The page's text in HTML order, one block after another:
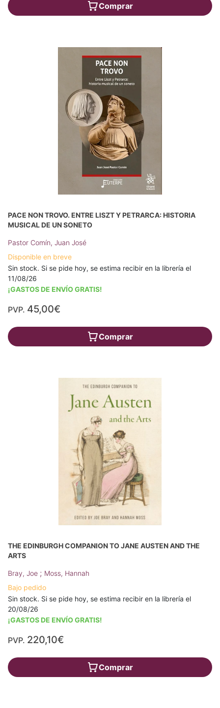
Comprar
PACE NON TROVO. ENTRE LISZT Y PETRARCA: HISTORIA
MUSICAL DE UN SONETO
Pastor Comín, Juan José
Disponible en breve
Sin stock. Si se pide hoy, se estima recibir en la librería el
11/08/26
¡GASTOS DE ENVÍO GRATIS!
PVP. 45,00€
Comprar
THE EDINBURGH COMPANION TO JANE AUSTEN AND THE
ARTS
Bray, Joe ; Moss, Hannah
Bajo pedido
Sin stock. Si se pide hoy, se estima recibir en la librería el
20/08/26
¡GASTOS DE ENVÍO GRATIS!
PVP. 220,10€
Comprar